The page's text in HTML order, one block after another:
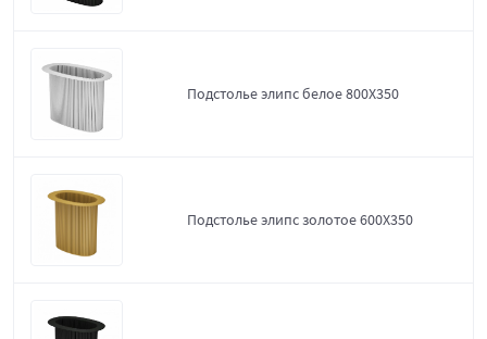
Подстолье элипс белое 800Х350
Подстолье элипс золотое 600Х350